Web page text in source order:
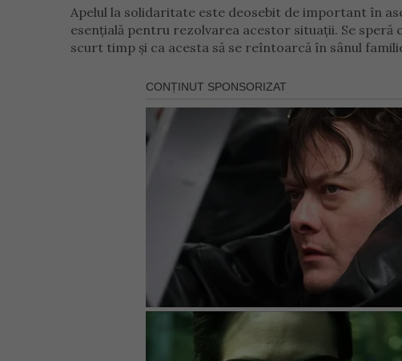
Apelul la solidaritate este deosebit de important în
esențială pentru rezolvarea acestor situații. Se
scurt timp și ca acesta să se reîntoarcă în sânul